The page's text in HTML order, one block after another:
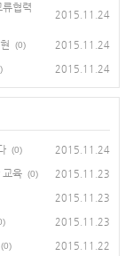
협력
2015.11.24
(0) 2015.11.24
2015.11.24
(0) 2015.11.24
교육 (0) 2015.11.23
2015.11.23
2015.11.23
(0) 2015.11.22